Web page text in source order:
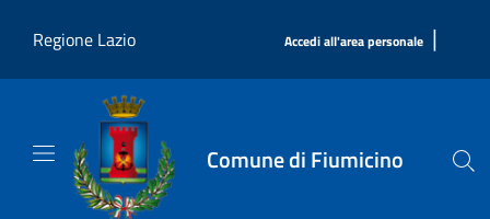
Regione Lazio
Accedi all'area personale |
Comune di Fiumicino